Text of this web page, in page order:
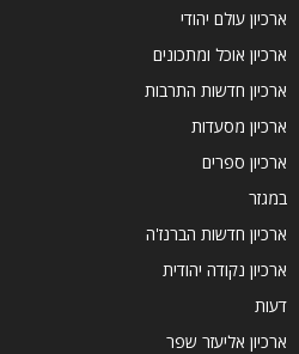
ארכיון עולם יהודי
ארכיון אוכל ומתכונים
ארכיון חדשות התרבות
ארכיון מסעדות
ארכיון ספרים
במגזר
ארכיון חדשות הברנז'ה
ארכיון נקודה יהודית
דעות
ארכיון אליעזר שפר